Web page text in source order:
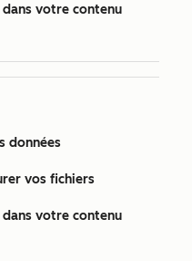
votre contenu
données
vos fichiers
votre contenu